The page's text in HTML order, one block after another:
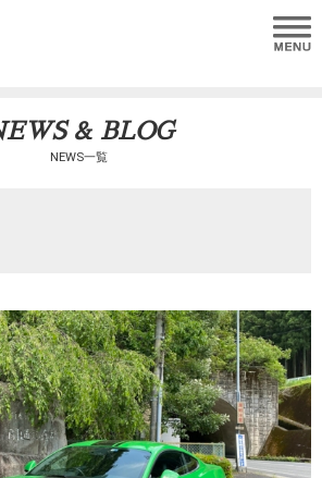
& BLOG
NEWS一覧